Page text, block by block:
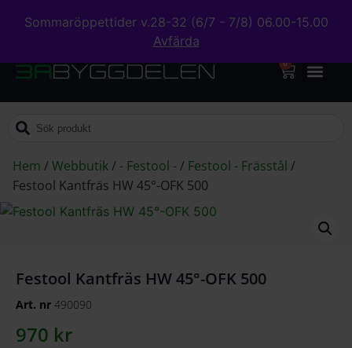
Sommaröppettider v.28-32 (6/7 - 7/8) 06.00-15.00
Avfärda
0
Hem /Webbutik/ - Festool -/ Festool - Frässtål /
Festool Kantfräs HW 45°-OFK 500
Festool Kantfräs HW 45°-OFK 500
Art. nr 490090
970 kr